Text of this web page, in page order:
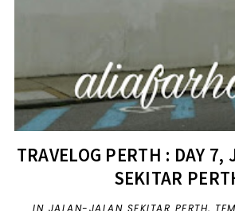
TRAVELOG PERTH : DAY
SEKITAR
IN JALAN-JALAN SEKITAR PERTH,